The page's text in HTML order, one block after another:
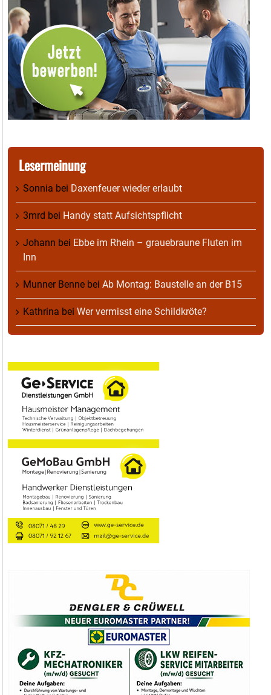
Lesermeinung
Sonnia bei Daxenfeuer wieder erlaubt
3mrd bei Handy statt Aufsichtspflicht
Johann bei Ebbe im Rhein – grauebraune Fluten im
Inn
Munner Benne bei Ab Montag: Baustelle an der B15
Kathrina bei Wer vermisst eine Schildkröte?